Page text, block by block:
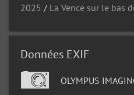
2025 / La Vence sur le bas
Données EXIF
OLYMPUS